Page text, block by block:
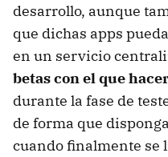
desarrollo, aunque
que dichas apps
en un servicio
betas con el que
durante la fase de
de forma que
cuando finalmente se